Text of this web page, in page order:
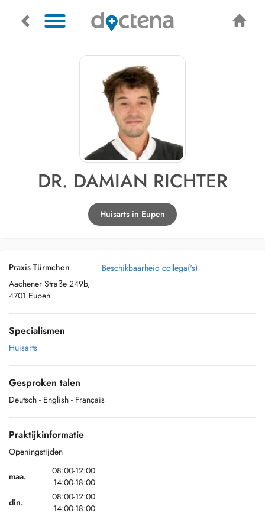
DR. DAMIAN RICHTER
Huisarts in Eupen
Praxis Türmchen
Aachener Straße 249b,
4701 Eupen
Beschikbaarheid collega('s)
Specialismen
Huisarts
Gesproken talen
Deutsch - English - Français
Praktijkinformatie
Openingstijden
maa.
08:00-12:00
14:00-18:00
din.
08:00-12:00
14:00-18:00